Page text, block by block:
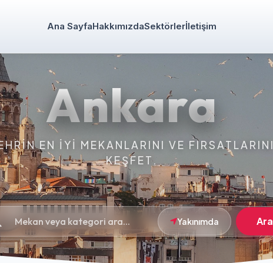
Ana SayfaHakkımızdaSektörlerİletişim
Ankara
EN IYI MEKANLARINI VE FIRSATLARINI
KEŞFET.
Yakınımda Ara